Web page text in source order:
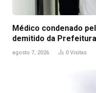
Médico condenado
demitido da
agosto 7, 2026 0 Visitas